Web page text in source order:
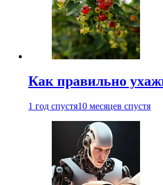
Как правильно
1 год спустя10 месяцев спустя